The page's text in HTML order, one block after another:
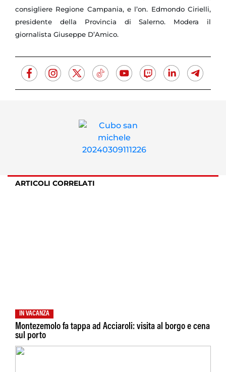
consigliere Regione Campania, e l’on. Edmondo Cirielli,
presidente della Provincia di Salerno. Modera il
giornalista Giuseppe D’Amico.
ARTICOLI CORRELATI
IN VACANZA
Montezemolo fa tappa ad Acciaroli: visita al borgo e cena
sul porto